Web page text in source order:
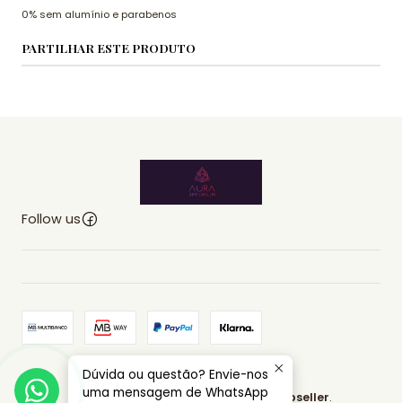
0% sem alumínio e parabenos
PARTILHAR ESTE PRODUTO
Follow us
2026 AURA EMPORIUM.
All Rights Reserved.Powered by Jumpseller.
Dúvida ou questão? Envie-nos
uma mensagem de WhatsApp